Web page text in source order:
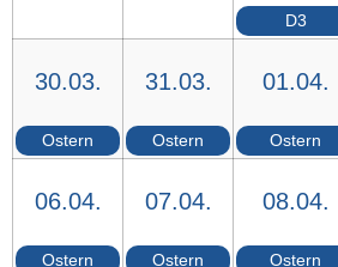
D3
30.03.
Ostern
31.03.
Ostern
01.04.
Ostern
06.04.
Ostern
07.04.
Ostern
08.04.
Ostern